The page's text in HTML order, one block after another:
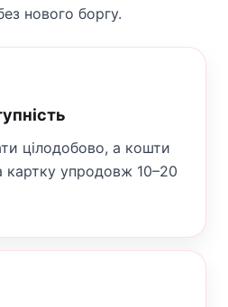
нового боргу.
цілодобово, а кошти
картку упродовж 10–20